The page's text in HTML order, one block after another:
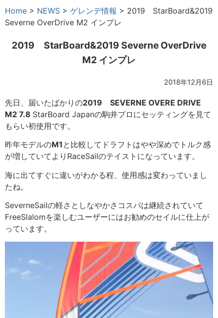
Home > NEWS > ゲレンデ情報 > 2019 StarBoard&2019
Severne OverDrive M2 インプレ
2019 StarBoard&2019 Severne OverDrive
M2 インプレ
2018年12月6日
先日、届いたばかりの2019 SEVERNE OVERE DRIVE
M2 7.8 StarBoard Japanの駒井プロにセッティングを見て
もらい初使用です。
昨年モデルのM1 と比較してドラフトはやや深めでトルク感
が増していてよりRaceSailのテイストになっています。
海に出てすぐに違いがわかる程、使用感は変わっていまし
たね。
SeverneSailの軽さとしなやかさコスパは継続されていて
FreeSlalomを楽しむユーザーにはお勧めのセイルに仕上が
っています。